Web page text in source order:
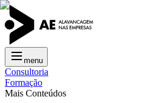
menu
Consultoria
Formação
Mais Conteúdos